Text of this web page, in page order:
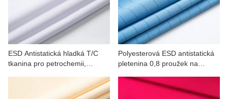
ESD Antistatická hladká T/C
tkanina pro petrochemii,
Polyesterová ESD antistatická
pletenina 0,8 proužek na